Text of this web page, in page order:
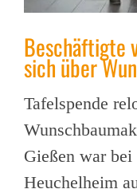
Beschäftigte
sich über
Tafelspende
Gießen war
Heuchelheim